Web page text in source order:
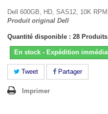
Dell 600GB, HD, SAS12, 10K
Produit original Dell
Quantité disponible : 28
En stock - Expédition
Tweet Partager
Imprimer